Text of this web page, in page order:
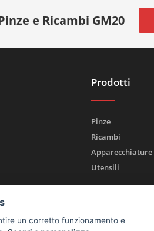
e Ricambi GM20
Prodotti
Pinze
Ricambi
Apparecchiature
Utensili
un corretto funzionamento e